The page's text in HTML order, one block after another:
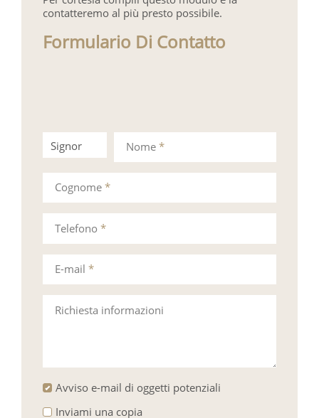
contatteremo al più presto possibile.
Formulario Di Contatto
Signor Signora
Nome *
Telefono *
Richiesta informazioni
Cognome *
E-mail *
Avviso e-mail di oggetti potenziali
Inviami una copia